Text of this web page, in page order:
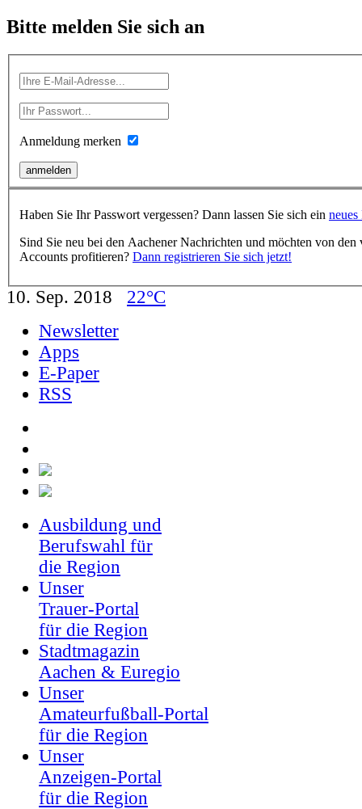
Bitte melden Sie sich an
Anmeldung merken
Haben Sie Ihr Passwort vergessen? Dann lassen Sie sich ein
Sind Sie neu bei den Aachener Nachrichten und möchten von den
Accounts profitieren? Dann registrieren Sie sich jetzt!
10. Sep. 2018
22°C
Newsletter
Apps
E-Paper
RSS
Ausbildung und
Berufswahl für
die Region
Unser
Trauer-Portal
für die Region
Stadtmagazin
Aachen & Euregio
Unser
Amateurfußball-Portal
für die Region
Unser
Anzeigen-Portal
für die Region